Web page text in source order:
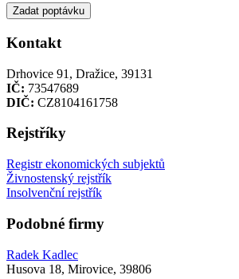
Zadat poptávku
Kontakt
Drhovice 91, Dražice, 39131
IČ: 73547689
DIČ: CZ8104161758
Rejstříky
Registr ekonomických subjektů
Živnostenský rejstřík
Insolvenční rejstřík
Podobné firmy
Radek Kadlec
Husova 18, Mirovice, 39806